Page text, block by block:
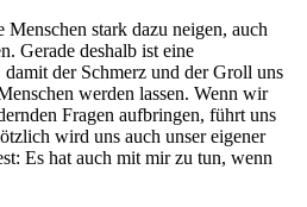
Menschen stark dazu neigen, auch
Gerade deshalb ist eine
der Schmerz und der Groll uns
werden lassen. Wenn wir
Fragen aufbringen, führt uns
wird uns auch unser eigener
Es hat auch mit mir zu tun, wenn